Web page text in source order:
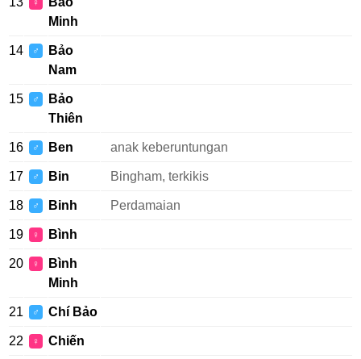
♀
Minh
14 ♂
Bảo
Nam
15 ♂
Bảo
Thiên
16 ♂ Ben anak keberuntungan
17 ♂ Bin Bingham, terkikis
18 ♂ Binh Perdamaian
19 ♀ Bình
20 ♀
Bình
Minh
21 ♂ Chí Bảo
22 ♀ Chiến